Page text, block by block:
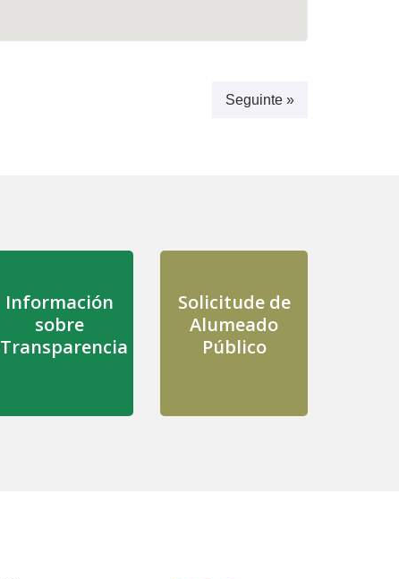
Seguinte »
Información
sobre
Transparencia
Solicitude de
Alumeado
Público